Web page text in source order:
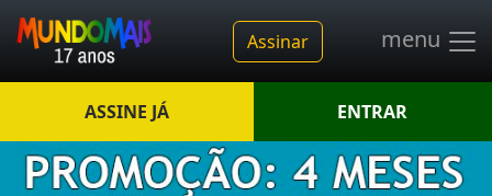
Assinar menu
ASSINE JÁ ENTRAR